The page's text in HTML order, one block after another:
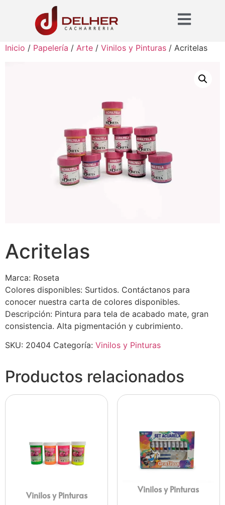
Inicio / Papelería / Arte / Vinilos y Pinturas / Acritelas
Acritelas
Marca: Roseta
Colores disponibles: Surtidos. Contáctanos para
conocer nuestra carta de colores disponibles.
Descripción: Pintura para tela de acabado mate, gran
consistencia. Alta pigmentación y cubrimiento.
SKU: 20404 Categoría: Vinilos y Pinturas
Productos relacionados
Vinilos y Pinturas
Vinilos y Pinturas